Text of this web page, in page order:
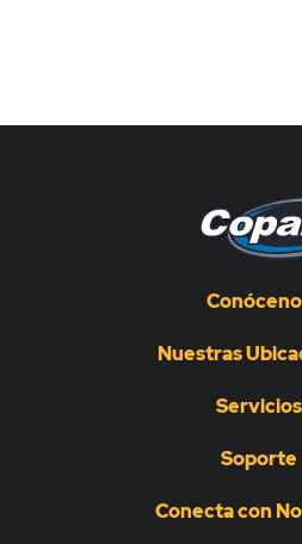
Nuestras
Servicios
Soporte
Conecta con